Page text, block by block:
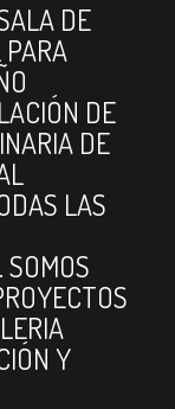
DE
DE
DE
LAS
Y